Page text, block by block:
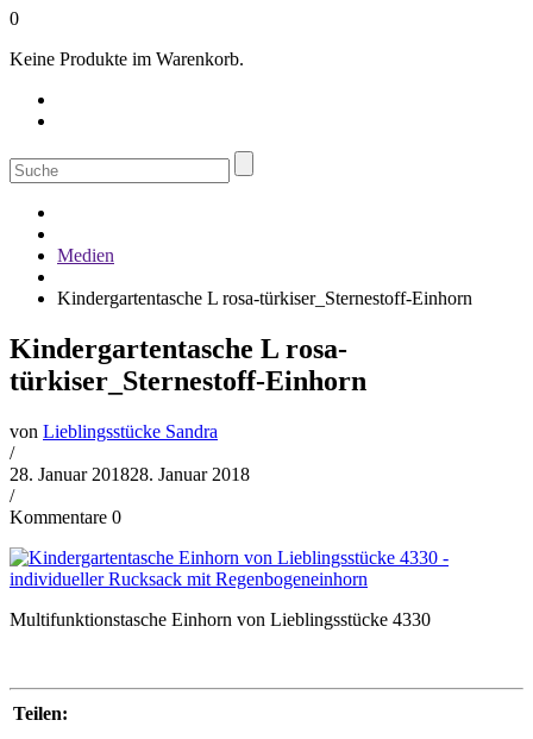
0
Keine Produkte im Warenkorb.
Suche
nach:
Medien
Kindergartentasche L rosa-türkiser_Sternestoff-Einhorn
Kindergartentasche L rosa-
türkiser_Sternestoff-Einhorn
von Lieblingsstücke Sandra
/
28. Januar 201828. Januar 2018
/
Kommentare 0
Multifunktionstasche Einhorn von Lieblingsstücke 4330
Teilen: